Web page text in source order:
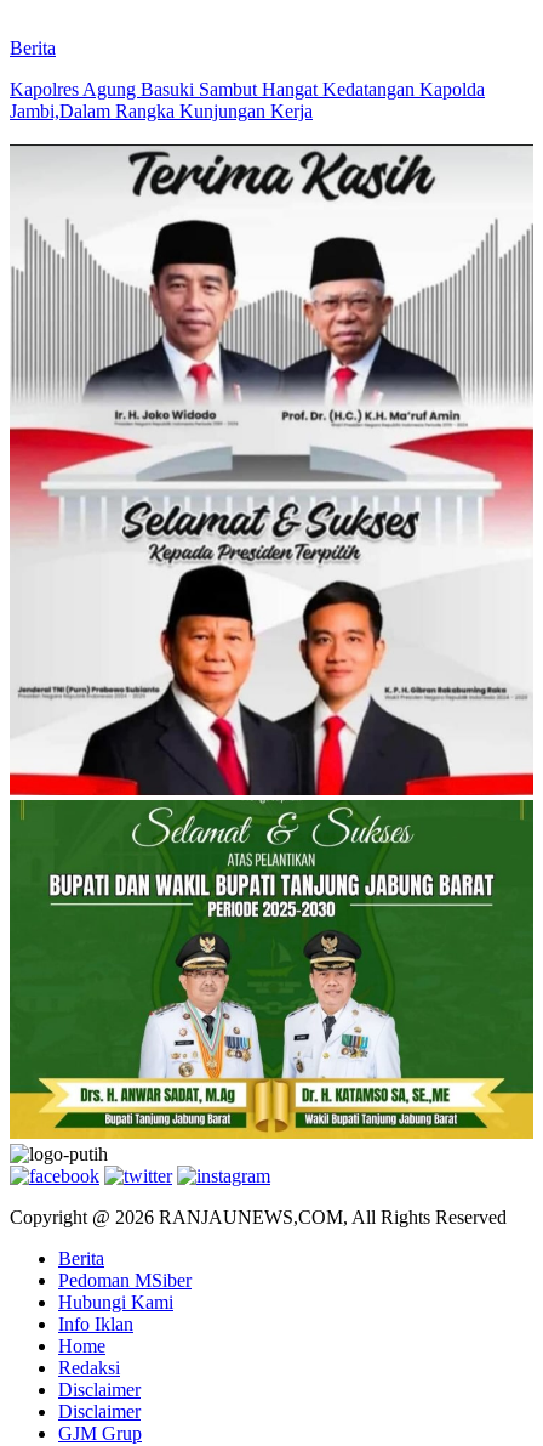
Berita
Kapolres Agung Basuki Sambut Hangat Kedatangan Kapolda
Jambi,Dalam Rangka Kunjungan Kerja
Copyright @ 2026 RANJAUNEWS,COM, All Rights Reserved
Berita
Pedoman MSiber
Hubungi Kami
Info Iklan
Home
Redaksi
Disclaimer
Disclaimer
GJM Grup